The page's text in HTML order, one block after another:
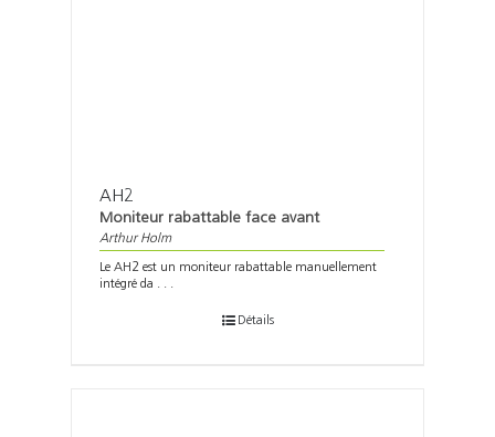
AH2
Moniteur rabattable face avant
Arthur Holm
Le AH2 est un moniteur rabattable manuellement
intégré da . . .
Détails